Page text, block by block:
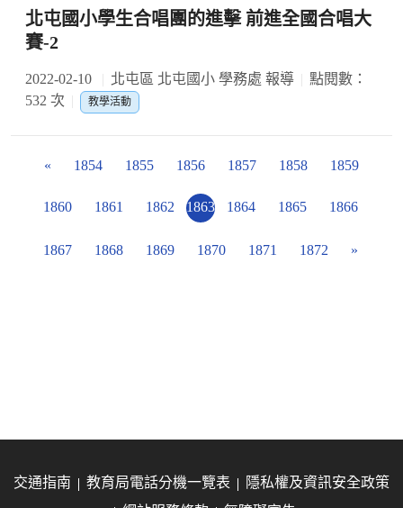
北屯國小學生合唱團的進擊 前進全國合唱大
賽-2
2022-02-10 北屯區 北屯國小 學務處 報導
點閱數：
532 次
教學活動
« 1854 1855 1856 1857 1858 1859
1860 1861 1862 1863 1864 1865 1866
1867 1868 1869 1870 1871 1872 »
交通指南 教育局電話分機一覽表
隱私權及資訊安全政策